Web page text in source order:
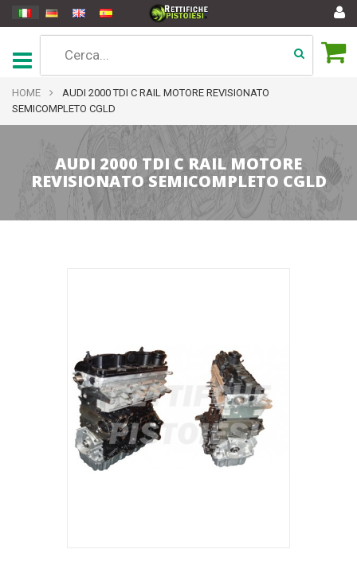
HOME
AUDI 2000 TDI C RAIL MOTORE REVISIONATO
SEMICOMPLETO CGLD
AUDI 2000 TDI C RAIL MOTORE
REVISIONATO SEMICOMPLETO CGLD